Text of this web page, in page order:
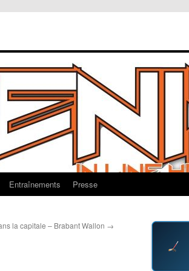
Entraînements Presse
la capitale – Brabant Wallon →